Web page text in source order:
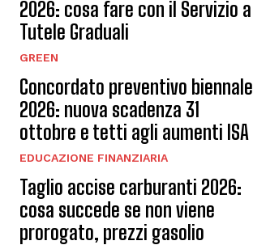
2026: cosa fare con il Servizio a
Tutele Graduali
GREEN
Concordato preventivo biennale
2026: nuova scadenza 31
ottobre e tetti agli aumenti ISA
EDUCAZIONE FINANZIARIA
Taglio accise carburanti 2026:
cosa succede se non viene
prorogato, prezzi gasolio